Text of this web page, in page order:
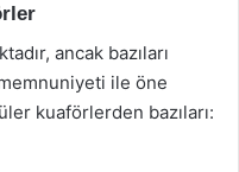
ancak bazıları
ile öne
kuaförlerden bazıları: